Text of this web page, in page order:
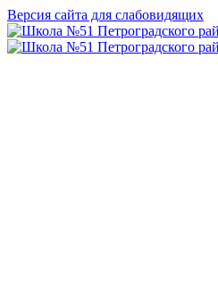
Версия сайта для слабовидящих